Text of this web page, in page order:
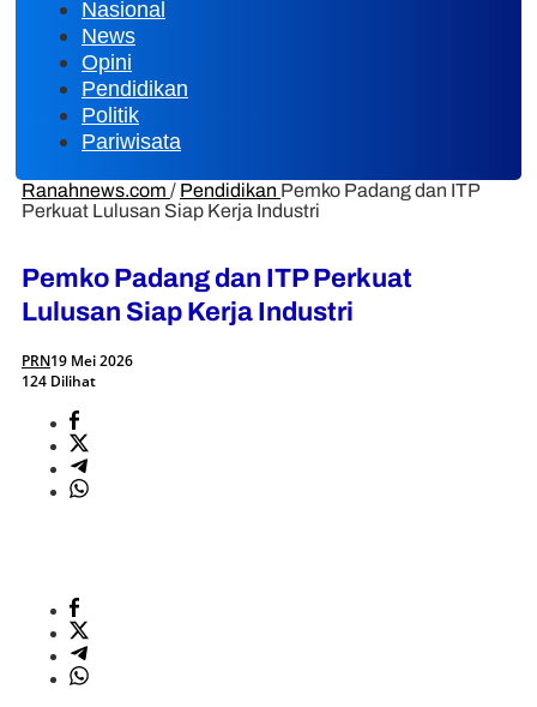
Nasional
News
Opini
Pendidikan
Politik
Pariwisata
Ranahnews.com / Pendidikan Pemko Padang dan ITP
Perkuat Lulusan Siap Kerja Industri
Pemko Padang dan ITP Perkuat
Lulusan Siap Kerja Industri
PRN19 Mei 2026
124 Dilihat